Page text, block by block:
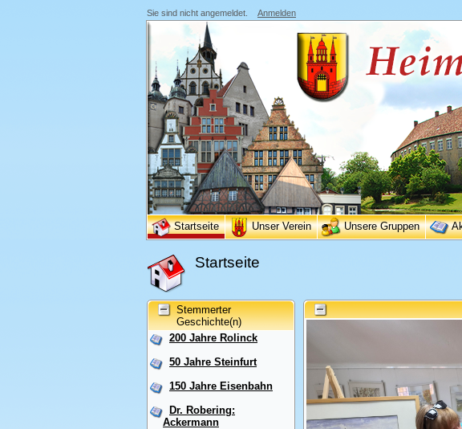
Sie sind nicht angemeldet. Anmelden
Startseite Unser Verein Unsere Gruppen
Startseite
Stemmerter
Geschichte(n)
200 Jahre Rolinck
50 Jahre Steinfurt
150 Jahre Eisenbahn
Dr. Robering:
Ackermann